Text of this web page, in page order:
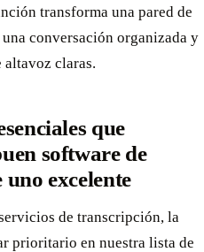
transforma una pared de
conversación organizada y
altavoz claras.
que
software de
excelente
de transcripción, la
prioritario en nuestra lista de